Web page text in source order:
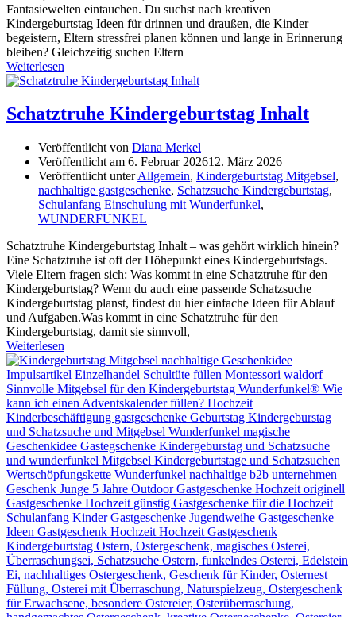
Fantasiewelten eintauchen. Du suchst nach kreativen
Kindergeburtstag Ideen für drinnen und draußen, die Kinder
begeistern, Eltern stressfrei planen können und lange in Erinnerung
bleiben? Gleichzeitig suchen Eltern
Weiterlesen
Schatztruhe Kindergeburtstag Inhalt
Veröffentlicht von Diana Merkel
Veröffentlicht am 6. Februar 202612. März 2026
Veröffentlicht unterAllgemein, Kindergeburtstag Mitgebsel,
nachhaltige gastgeschenke, Schatzsuche Kindergeburtstag,
Schulanfang Einschulung mit Wunderfunkel,
WUNDERFUNKEL
Schatztruhe Kindergeburtstag Inhalt – was gehört wirklich hinein?
Eine Schatztruhe ist oft der Höhepunkt eines Kindergeburtstags.
Viele Eltern fragen sich: Was kommt in eine Schatztruhe für den
Kindergeburtstag? Wenn du auch eine passende Schatzsuche
Kindergeburtstag planst, findest du hier einfache Ideen für Ablauf
und Aufgaben.Was kommt in eine Schatztruhe für den
Kindergeburtstag, damit sie sinnvoll,
Weiterlesen